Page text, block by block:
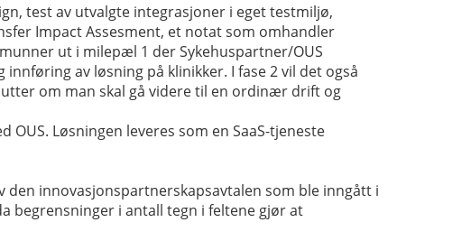
test av utvalgte integrasjoner i eget testmiljø,
Impact Assesment, et notat som omhandler
ut i milepæl 1 der Sykehuspartner/OUS
av løsning på klinikker. I fase 2 vil det også
om man skal gå videre til en ordinær drift og
Løsningen leveres som en SaaS-tjeneste
innovasjonspartnerskapsavtalen som ble inngått i
begrensninger i antall tegn i feltene gjør at